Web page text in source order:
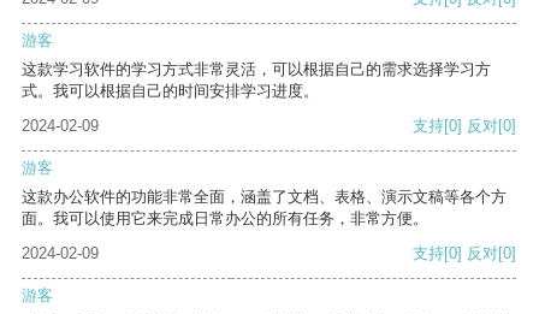
游客
这款学习软件的学习方式非常灵活，可以根据自己的需求选择学习方
式。我可以根据自己的时间安排学习进度。
2024-02-09
支持[0] 反对[0]
游客
这款办公软件的功能非常全面，涵盖了文档、表格、演示文稿等各个方
面。我可以使用它来完成日常办公的所有任务，非常方便。
2024-02-09
支持[0] 反对[0]
游客